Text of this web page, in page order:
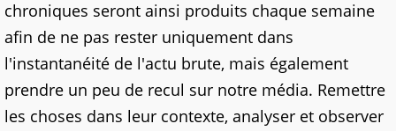
chroniques seront ainsi produits chaque semaine
afin de ne pas rester uniquement dans
l'instantanéité de l'actu brute, mais également
prendre un peu de recul sur notre média. Remettre
les choses dans leur contexte, analyser et observer